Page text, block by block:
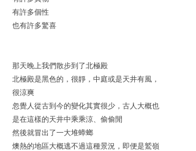
有許多個性
也有許多驚喜
那天晚上我們散步到了北極殿
北極殿是黑色的，很靜，中庭或是天井有風，
很涼爽
忽覺人從古到今的變化其實很少，古人大概也
是在這樣的天井中乘乘涼、偷偷閒
然後就冒出了一大堆蟑螂
燠熱的地區大概逃不過這種景況，即便是鷲嶺